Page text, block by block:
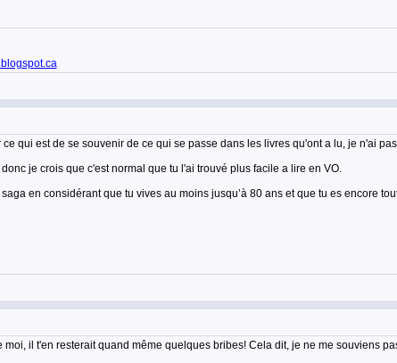
qui est de se souvenir de ce qui se passe dans les livres qu'ont a lu, je n'ai
je crois que c'est normal que tu l'ai trouvé plus facile a lire en VO.
en considérant que tu vives au moins jusqu’à 80 ans et que tu es encore
moi, il t'en resterait quand même quelques bribes! Cela dit, je ne me souviens